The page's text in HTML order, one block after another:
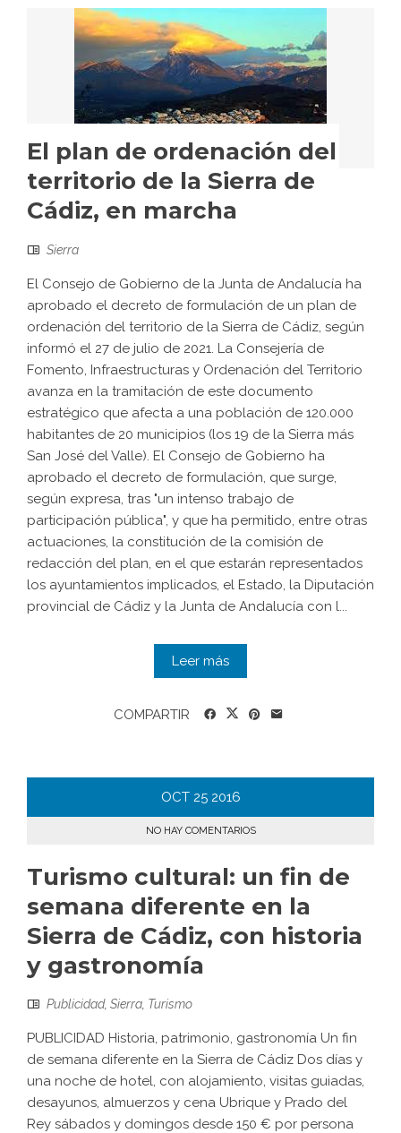
El plan de ordenación del
territorio de la Sierra de
Cádiz, en marcha
Sierra
El Consejo de Gobierno de la Junta de Andalucía ha
aprobado el decreto de formulación de un plan de
ordenación del territorio de la Sierra de Cádiz, según
informó el 27 de julio de 2021. La Consejería de
Fomento, Infraestructuras y Ordenación del Territorio
avanza en la tramitación de este documento
estratégico que afecta a una población de 120.000
habitantes de 20 municipios (los 19 de la Sierra más
San José del Valle). El Consejo de Gobierno ha
aprobado el decreto de formulación, que surge,
según expresa, tras "un intenso trabajo de
participación pública", y que ha permitido, entre otras
actuaciones, la constitución de la comisión de
redacción del plan, en el que estarán representados
los ayuntamientos implicados, el Estado, la Diputación
provincial de Cádiz y la Junta de Andalucía con l...
Leer más
COMPARTIR
OCT 25 2016
NO HAY COMENTARIOS
Turismo cultural: un fin de
semana diferente en la
Sierra de Cádiz, con historia
y gastronomía
Publicidad, Sierra Turismo
PUBLICIDAD Historia, patrimonio, gastronomía Un fin
de semana diferente en la Sierra de Cádiz Dos días y
una noche de hotel, con alojamiento, visitas guiadas,
desayunos, almuerzos y cena Ubrique y Prado del
Rey sábados y domingos desde 150 € por persona